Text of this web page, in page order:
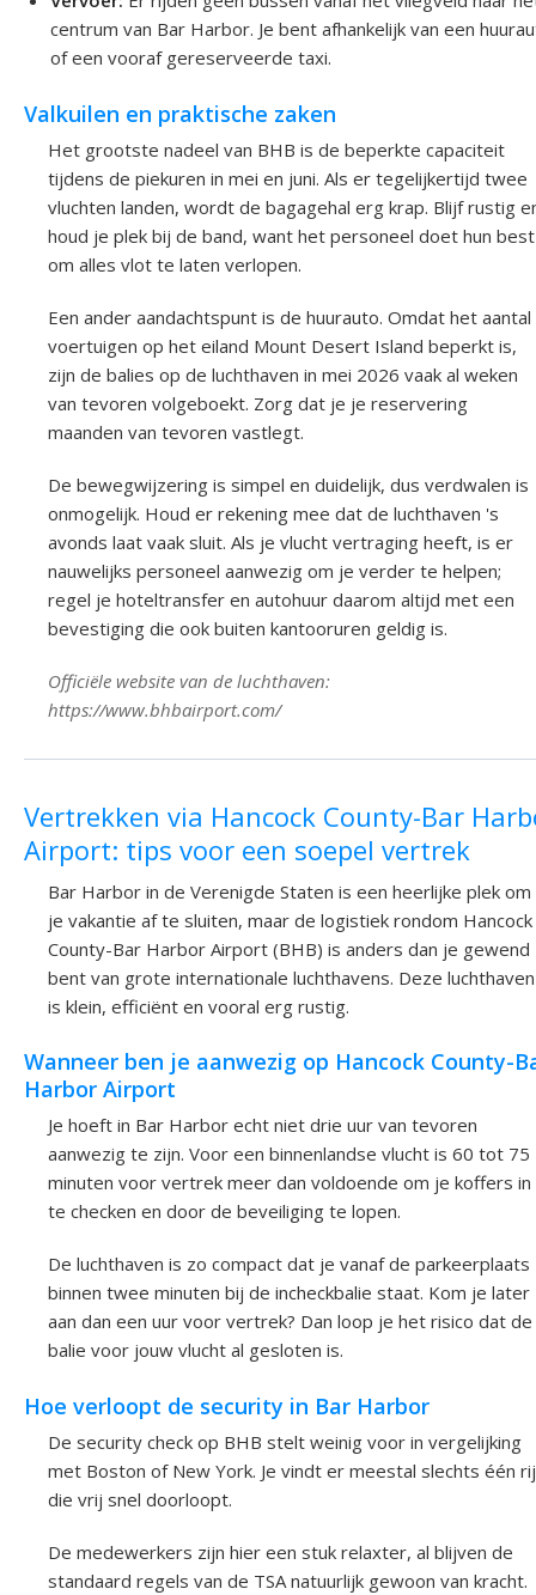
centrum van Bar Harbor. Je bent afhankelijk van een
of een vooraf gereserveerde taxi.
Valkuilen en praktische zaken
Het grootste nadeel van BHB is de beperkte capaciteit
tijdens de piekuren in mei en juni. Als er tegelijkertijd twee
vluchten landen, wordt de bagagehal erg krap. Blijf rustig
houd je plek bij de band, want het personeel doet hun best
om alles vlot te laten verlopen.
Een ander aandachtspunt is de huurauto. Omdat het aantal
voertuigen op het eiland Mount Desert Island beperkt is,
zijn de balies op de luchthaven in mei 2026 vaak al weken
van tevoren volgeboekt. Zorg dat je je reservering
maanden van tevoren vastlegt.
De bewegwijzering is simpel en duidelijk, dus verdwalen is
onmogelijk. Houd er rekening mee dat de luchthaven 's
avonds laat vaak sluit. Als je vlucht vertraging heeft, is er
nauwelijks personeel aanwezig om je verder te helpen;
regel je hoteltransfer en autohuur daarom altijd met een
bevestiging die ook buiten kantooruren geldig is.
Officiële website van de luchthaven:
https://www.bhbairport.com/
Vertrekken via Hancock County-Bar
Airport: tips voor een soepel vertrek
Bar Harbor in de Verenigde Staten is een heerlijke plek om
je vakantie af te sluiten, maar de logistiek rondom Hancock
County-Bar Harbor Airport (BHB) is anders dan je gewend
bent van grote internationale luchthavens. Deze luchthaven
is klein, efficiënt en vooral erg rustig.
Wanneer ben je aanwezig op Hancock County-
Harbor Airport
Je hoeft in Bar Harbor echt niet drie uur van tevoren
aanwezig te zijn. Voor een binnenlandse vlucht is 60 tot 75
minuten voor vertrek meer dan voldoende om je koffers in
te checken en door de beveiliging te lopen.
De luchthaven is zo compact dat je vanaf de parkeerplaats
binnen twee minuten bij de incheckbalie staat. Kom je later
aan dan een uur voor vertrek? Dan loop je het risico dat de
balie voor jouw vlucht al gesloten is.
Hoe verloopt de security in Bar Harbor
De security check op BHB stelt weinig voor in vergelijking
met Boston of New York. Je vindt er meestal slechts één rij
die vrij snel doorloopt.
De medewerkers zijn hier een stuk relaxter, al blijven de
standaard regels van de TSA natuurlijk gewoon van kracht.